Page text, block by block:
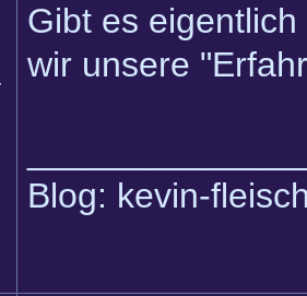
Gibt es
wir unsere
Blog: kevin-